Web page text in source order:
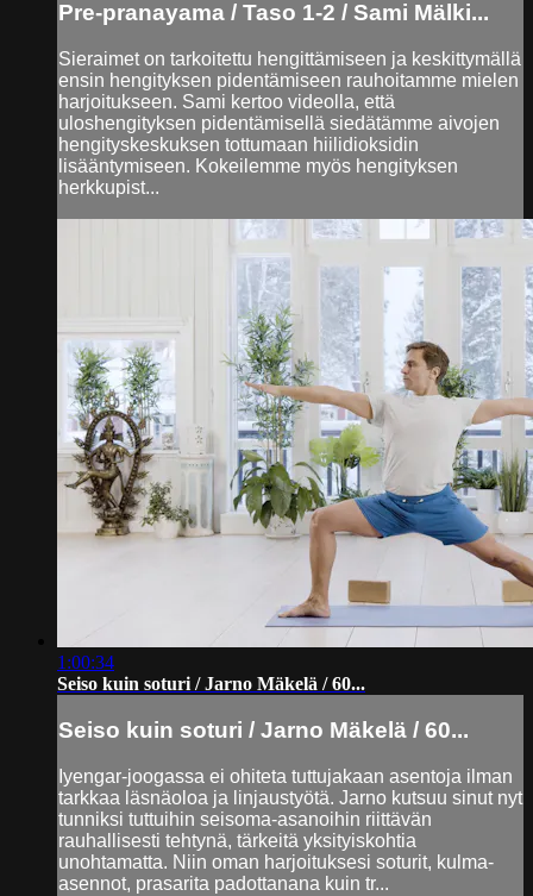
Pre-pranayama / Taso 1-2 / Sami Mälki...
Sieraimet on tarkoitettu hengittämiseen ja keskittymällä
ensin hengityksen pidentämiseen rauhoitamme mielen
harjoitukseen. Sami kertoo videolla, että
uloshengityksen pidentämisellä siedätämme aivojen
hengityskeskuksen tottumaan hiilidioksidin
lisääntymiseen. Kokeilemme myös hengityksen
herkkupist...
1:00:34
Seiso kuin soturi / Jarno Mäkelä / 60...
Seiso kuin soturi / Jarno Mäkelä / 60...
Iyengar-joogassa ei ohiteta tuttujakaan asentoja ilman
tarkkaa läsnäoloa ja linjaustyötä. Jarno kutsuu sinut nyt
tunniksi tuttuihin seisoma-asanoihin riittävän
rauhallisesti tehtynä, tärkeitä yksityiskohtia
unohtamatta. Niin oman harjoituksesi soturit, kulma-
asennot, prasarita padottanana kuin tr...